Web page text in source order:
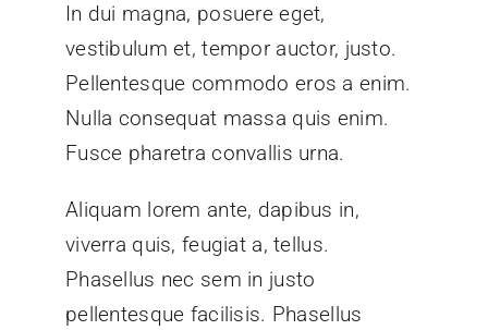
In dui magna, posuere eget,
vestibulum et, tempor auctor, justo.
Pellentesque commodo eros a enim.
Nulla consequat massa quis enim.
Fusce pharetra convallis urna.
Aliquam lorem ante, dapibus in,
viverra quis, feugiat a, tellus.
Phasellus nec sem in justo
pellentesque facilisis. Phasellus